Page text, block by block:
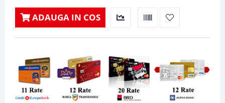
ADAUGA IN COS